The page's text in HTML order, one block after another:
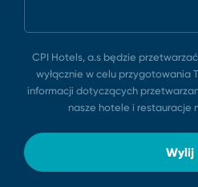
CPI Hotels, a.s będzie
wyłącznie w celu przygotowania
informacji dotyczących
nasze hotele i restauracje
Wylij